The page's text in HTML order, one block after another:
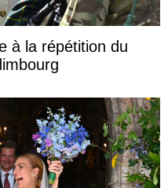
à la répétition du